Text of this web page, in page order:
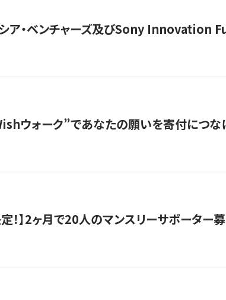
シア・ベンチャーズ及びSony Innovation
ウォーク”であなたの願いを寄付につな
！】2ヶ月で20人のマンスリーサポーター